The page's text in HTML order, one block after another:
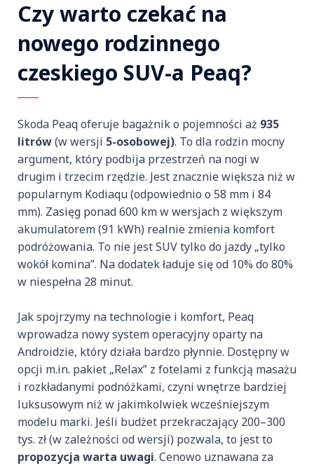
Czy warto czekać na
nowego rodzinnego
czeskiego SUV-a Peaq?
Skoda Peaq oferuje bagażnik o pojemności aż 935
litrów(w wersji 5-osobowej). To dla rodzin mocny
argument, który podbija przestrzeń na nogi w
drugim i trzecim rzędzie. Jest znacznie większa niż w
popularnym Kodiaqu (odpowiednio o 58 mm i 84
mm). Zasięg ponad 600 km w wersjach z większym
akumulatorem (91 kWh) realnie zmienia komfort
podróżowania. To nie jest SUV tylko do jazdy „tylko
wokół komina”. Na dodatek ładuje się od 10% do 80%
w niespełna 28 minut.
Jak spojrzymy na technologie i komfort, Peaq
wprowadza nowy system operacyjny oparty na
Androidzie, który działa bardzo płynnie. Dostępny w
opcji m.in. pakiet „Relax” z fotelami z funkcją masażu
i rozkładanymi podnóżkami, czyni wnętrze bardziej
luksusowym niż w jakimkolwiek wcześniejszym
modelu marki. Jeśli budżet przekraczający 200–300
tys. zł (w zależności od wersji) pozwala, to jest to
propozycja warta uwagi. Cenowo uznawana za